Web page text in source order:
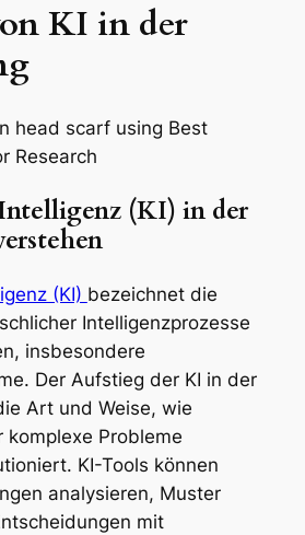
KI in der
(KI) in der
(KI) bezeichnet die
Intelligenzprozesse
insbesondere
Der Aufstieg der KI in der
Art und Weise, wie
komplexe Probleme
KI-Tools können
analysieren, Muster
mit